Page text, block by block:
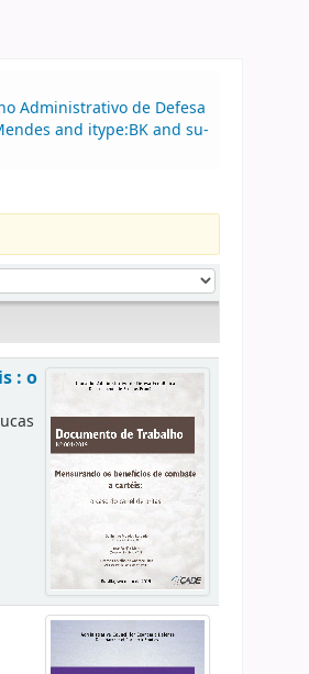
Administrativo de Defesa
and itype:BK and su-
: o